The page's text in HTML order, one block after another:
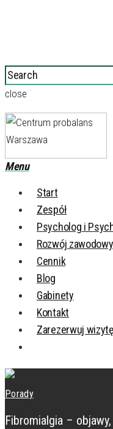
close
Menu
Start
Zespół
Psycholog i
Rozwój zawodowy
Cennik
Blog
Gabinety
Kontakt
Zarezerwuj wizytę
Porady
Fibromialgia –